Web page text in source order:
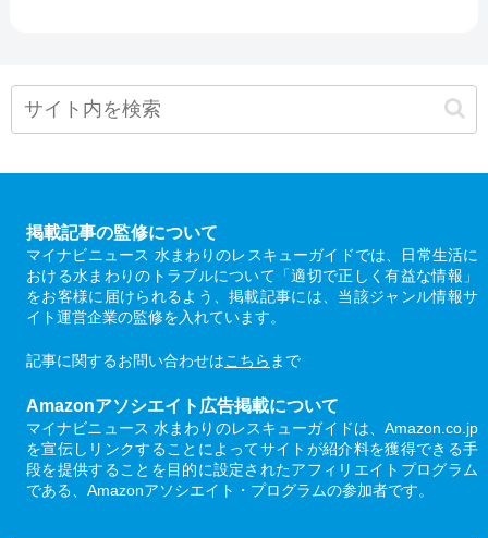
掲載記事の監修について
マイナビニュース 水まわりのレスキューガイドでは、日常生活に
おける水まわりのトラブルについて「適切で正しく有益な情報」
をお客様に届けられるよう、掲載記事には、当該ジャンル情報サ
イト運営企業の監修を入れています。
記事に関するお問い合わせはこちら まで
Amazonアソシエイト広告掲載について
マイナビニュース 水まわりのレスキューガイドは、Amazon.co.jp
を宣伝しリンクすることによってサイトが紹介料を獲得できる手
段を提供することを目的に設定されたアフィリエイトプログラム
である、Amazonアソシエイト・プログラムの参加者です。